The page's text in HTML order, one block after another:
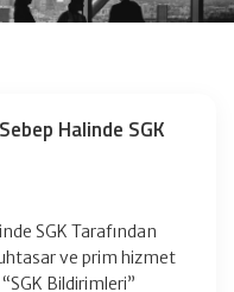
Halinde SGK
SGK Tarafından
ve prim hizmet
Bildirimleri”